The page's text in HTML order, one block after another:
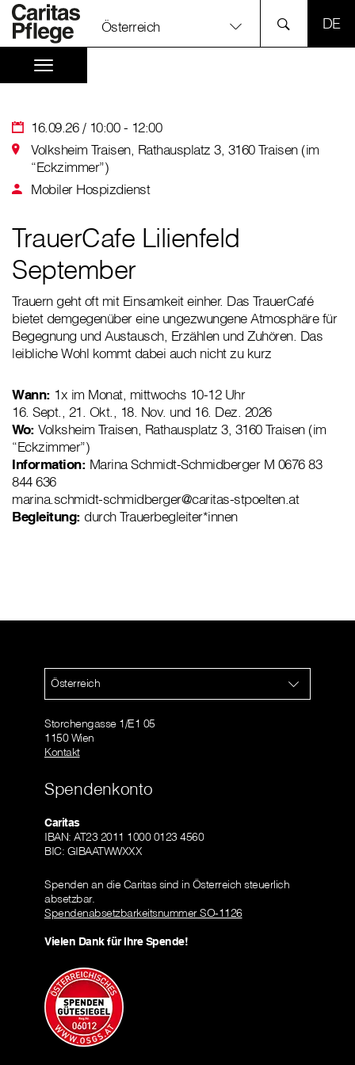
Österreich
16.09.26 / 10:00 - 12:00
Volksheim Traisen, Rathausplatz 3, 3160 Traisen (im
“Eckzimmer”)
Mobiler Hospizdienst
TrauerCafe Lilienfeld
September
Trauern geht oft mit Einsamkeit einher. Das TrauerCafé
bietet demgegenüber eine ungezwungene Atmosphäre für
Begegnung und Austausch, Erzählen und Zuhören. Das
leibliche Wohl kommt dabei auch nicht zu kurz
Wann: 1x im Monat, mittwochs 10-12 Uhr
16. Sept., 21. Okt., 18. Nov. und 16. Dez. 2026
Wo: Volksheim Traisen, Rathausplatz 3, 3160 Traisen (im
“Eckzimmer”)
Information: Marina Schmidt-Schmidberger M 0676 83
844 636
marina.schmidt-schmidberger@caritas-stpoelten.at
Begleitung: durch Trauerbegleiter*innen
Österreich
Storchengasse 1/E1 05
1150 Wien
Kontakt
Spendenkonto
Caritas
IBAN: AT23 2011 1000 0123 4560
BIC: GIBAATWWXXX
Spenden an die Caritas sind in Österreich steuerlich
absetzbar.
Spendenabsetzbarkeitsnummer SO-1126
Vielen Dank für Ihre Spende!